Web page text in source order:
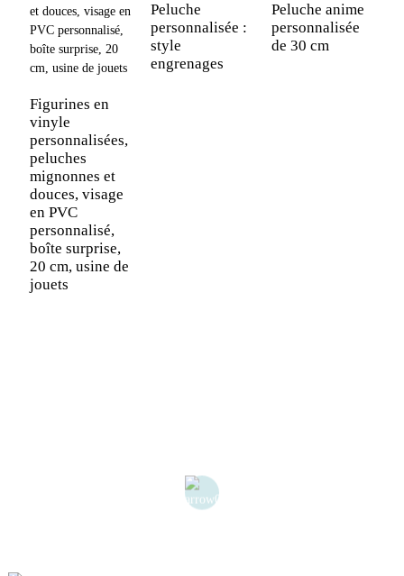
Figurines en
vinyle
personnalisées,
peluches
mignonnes et
douces, visage
en PVC
personnalisé,
boîte surprise,
20 cm, usine de
jouets
Peluche
personnalisée :
style
engrenages
Peluche anime
personnalisée
de 30 cm